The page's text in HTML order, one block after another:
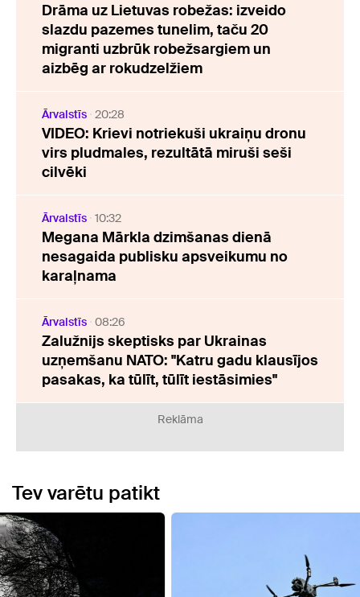
Drāma uz Lietuvas robežas: izveido
slazdu pazemes tunelim, taču 20
migranti uzbrūk robežsargiem un
aizbēg ar rokudzelžiem
Ārvalstīs 20:28
VIDEO: Krievi notriekuši ukraiņu dronu
virs pludmales, rezultātā miruši seši
cilvēki
Ārvalstīs 10:32
Megana Mārkla dzimšanas dienā
nesagaida publisku apsveikumu no
karaļnama
Ārvalstīs 08:26
Zalužnijs skeptisks par Ukrainas
uzņemšanu NATO: "Katru gadu klausījos
pasakas, ka tūlīt, tūlīt iestāsimies"
Reklāma
Tev varētu patikt